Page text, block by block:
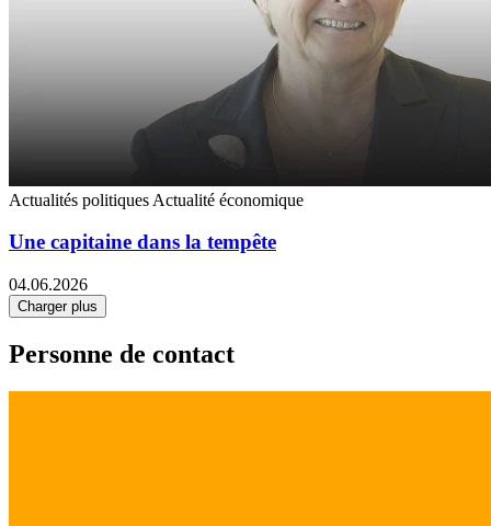
Actualités politiques Actualité économique
Une capitaine dans la tempête
04.06.2026
Charger plus
Personne de contact